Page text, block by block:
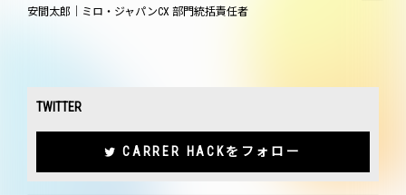
安間太郎｜ミロ・ジャパンCX 部門統括責任者
TWITTER
CARRER HACKをフォロー